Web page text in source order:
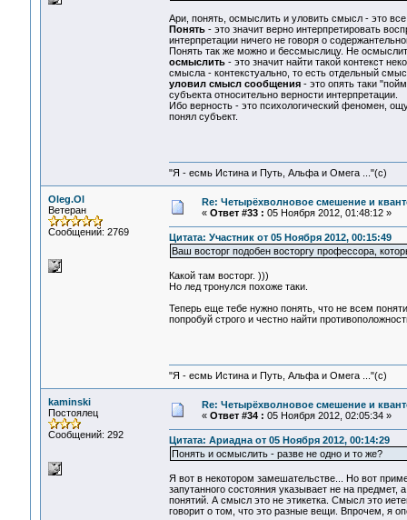
Ари, понять, осмыслить и уловить смысл - это
Понять- это значит верно интерпретировать
интерпретации ничего не говоря о
Понять так же можно и бессмыслицу. Не
осмыслить- это значит найти такой контекст
смысла - контекстуально, то есть отдельный
уловил смысл сообщения- это опять таки
субъекта относительно верности интерпретации.
Ибо верность - это психологический феномен,
понял субъект.
"Я - есмь Истина и Путь, Альфа и Омега ..."(с)
Oleg.Ol
Ветеран
Сообщений: 2769
Re: Четырёхволновое смешение и
« Ответ #33 : 05 Ноября 2012, 01:48:12 »
Цитата: Участник от 05 Ноября 2012, 00:15:49
Ваш восторг подобен восторгу профессора,
Какой там восторг. )))
Но лед тронулся похоже таки.
Теперь еще тебе нужно понять, что не всем
попробуй строго и честно найти
"Я - есмь Истина и Путь, Альфа и Омега ..."(с)
kaminski
Постоялец
Сообщений: 292
Re: Четырёхволновое смешение и
« Ответ #34 : 05 Ноября 2012, 02:05:34 »
Цитата: Ариадна от 05 Ноября 2012, 00:14:29
Понять и осмыслить - разве не одно и то же?
Я вот в некотором замешательстве... Но вот
запутанного состояния указывает не на
понятий. А смысл это не этикетка. Смысл это
говорит о том, что это разные вещи. Впрочем, я